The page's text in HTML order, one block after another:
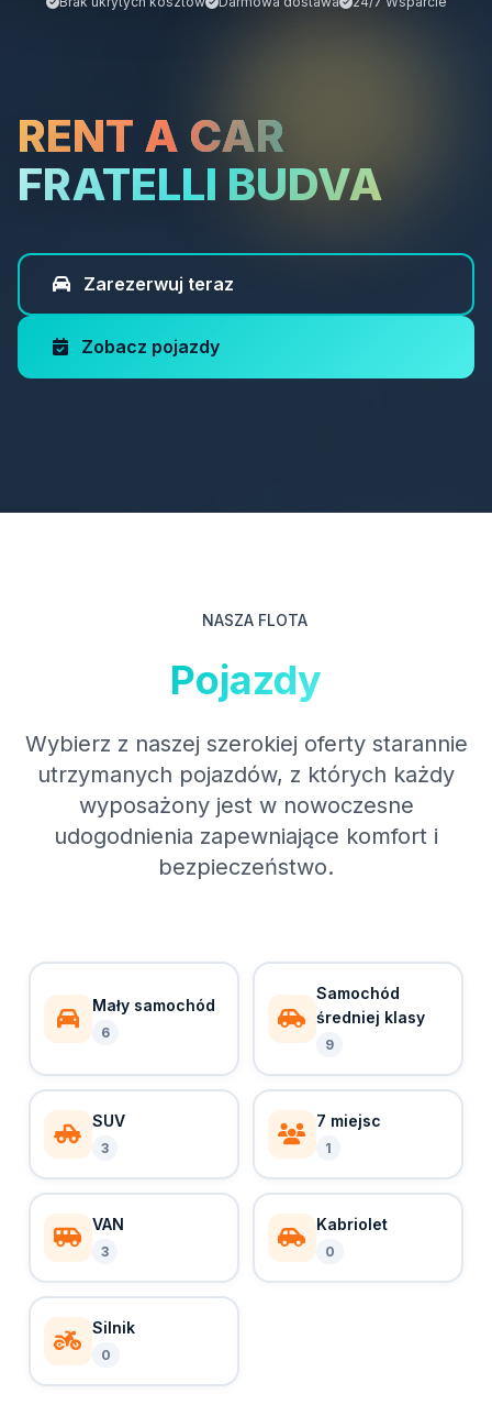
RENT A CAR
FRATELLI BUDVA
Zarezerwuj teraz
Zobacz pojazdy
NASZA FLOTA
Pojazdy
Wybierz z naszej szerokiej oferty starannie
utrzymanych pojazdów, z których każdy
wyposażony jest w nowoczesne
udogodnienia zapewniające komfort i
bezpieczeństwo.
Mały samochód
6
Samochód
średniej klasy
9
SUV
3
7 miejsc
1
VAN
3
Kabriolet
0
Silnik
0